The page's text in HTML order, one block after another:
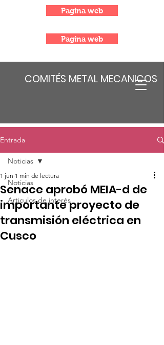
COMITÉS METAL MECANICOS
Pagina web
Pagina web
Entrada
Noticias
Articulos de interés
Noticias
Senace aprobó MEIA-d de
importante proyecto de
transmisión eléctrica en
Cusco
1 jun 1 min de lectura